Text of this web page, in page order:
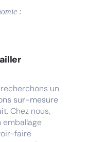
:
un
sur-mesure
Chez nous,
emballage
faire